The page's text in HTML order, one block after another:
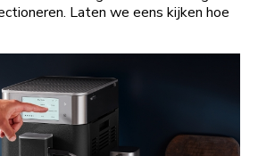
Laten we eens kijken hoe